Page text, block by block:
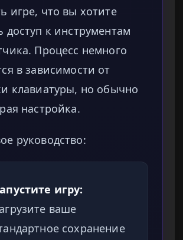
игре, что вы хотите
доступ к инструментам
Процесс немного
в зависимости от
клавиатуры, но обычно
настройка.
руководство:
игру:
ваше
сохранение